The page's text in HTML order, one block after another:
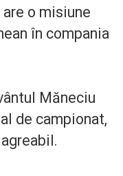
o misiune
în compania
Măneciu
de campionat,